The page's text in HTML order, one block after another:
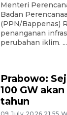
Menteri
Badan
(PPN/Bappenas)
penanganan
perubahan iklim. ...
Prabowo:
100 GW
tahun